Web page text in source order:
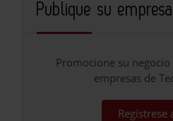
Publique su
Promocione su
empresas de
Regístrese